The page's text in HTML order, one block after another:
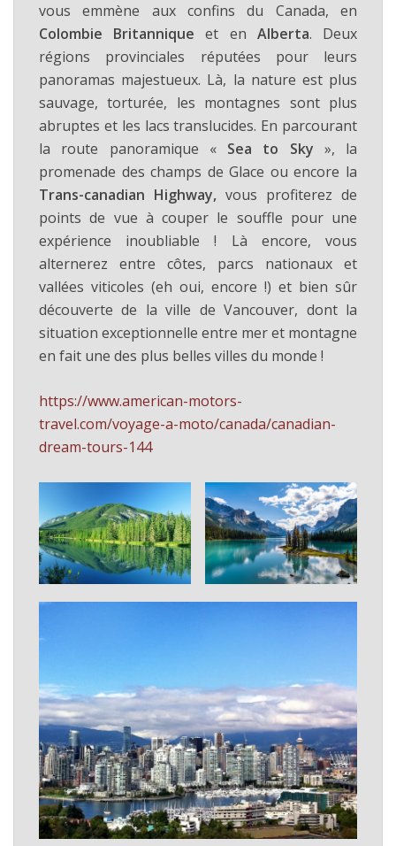
vous emmène aux confins du Canada, en
Colombie Britannique et en Alberta. Deux
régions provinciales réputées pour leurs
panoramas majestueux. Là, la nature est plus
sauvage, torturée, les montagnes sont plus
abruptes et les lacs translucides. En parcourant
la route panoramique « Sea to Sky », la
promenade des champs de Glace ou encore la
Trans-canadian Highway, vous profiterez de
points de vue à couper le souffle pour une
expérience inoubliable ! Là encore, vous
alternerez entre côtes, parcs nationaux et
vallées viticoles (eh oui, encore !) et bien sûr
découverte de la ville de Vancouver, dont la
situation exceptionnelle entre mer et montagne
en fait une des plus belles villes du monde !
https://www.american-motors-
travel.com/voyage-a-moto/canada/canadian-
dream-tours-144